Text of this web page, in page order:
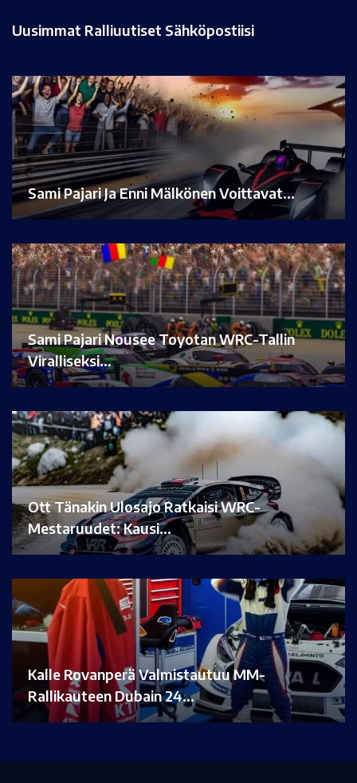
Uusimmat Ralliuutiset Sähköpostiisi
Sami Pajari Ja Enni Mälkönen Voittavat…
Sami Pajari Nousee Toyotan WRC-Tallin
Viralliseksi…
Ott Tänakin Ulosajo Ratkaisi WRC-
Mestaruudet: Kausi…
Kalle Rovanperä Valmistautuu MM-
Rallikauteen Dubain 24…